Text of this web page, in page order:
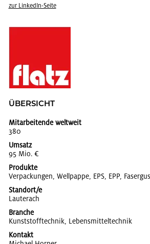
zur Lin­kedIn-Seite
ÜBER­SICHT
Mitarbeitende weltweit
380
Umsatz
95 Mio. €
Produkte
Ver­pa­ckun­gen, Well­pap­pe, EPS, EPP,
Standort/e
Lau­ter­ach
Branche
Kunst­stoff­tech­nik, Le­bens­mit­tel­tech­nik
Kontakt